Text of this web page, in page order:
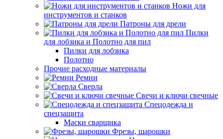
Ножи для
инструментов и станков
Патроны для дрели
Пилки
для лобзика и Полотно для пил
Пилки для лобзика
Полотно
Прочие расходные материалы
Ремни
Сверла
Свечи и ключи свечные
Спецодежда и
спецзащита
Маски сварщика
Фрезы, шарошки